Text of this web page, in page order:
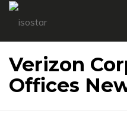
Verizon
Offices